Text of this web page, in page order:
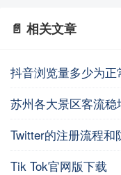
📄 相关文章
抖音浏览量多少为正
苏州各大景区客流稳
Twitter的注册流程和
Tik Tok官网版下载